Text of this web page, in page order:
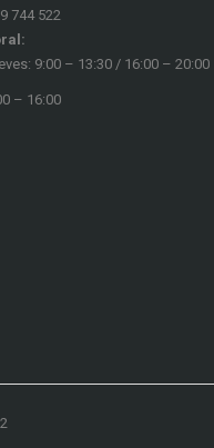
744 522
9:00 – 13:30 / 16:00 – 20:00
– 16:00